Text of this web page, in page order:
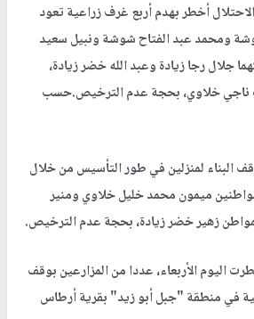
أخطر بهدم أربع غرف زراعية تعود
ومحمد عبد الفتاح شوشة ونبيل سعيد
جلال رجا زيادة وعبد الله خضر زيادة،
ناجي خلاوي، بحجة عدم الترخيص.حسب
البناء لمنزلين في طور التأسيس من خلال
ميمون محمد خليل خلاوي ومنير
زهير خضر زيادة، بحجة عدم الترخيص.
اليوم الأربعاء، عددا من المزارعين بوقف
في منطقة "جبل أبو زيد" بقرية أرطاس